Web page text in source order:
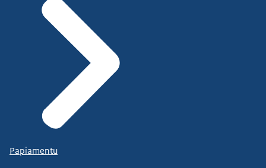
Papiamentu